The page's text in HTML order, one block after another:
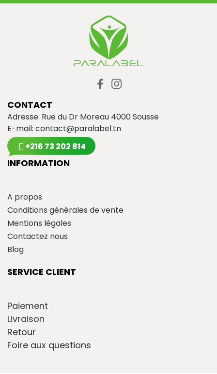
CONTACT
Adresse: Rue du Dr Moreau 4000 Sousse
E-mail: contact@paralabel.tn
+216 73 202 814
INFORMATION
A propos
Conditions générales de vente
Mentions légales
Contactez nous
Blog
SERVICE CLIENT
Paiement
Livraison
Retour
Foire aux questions